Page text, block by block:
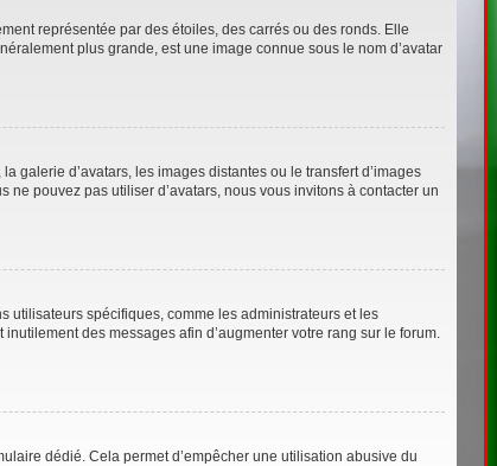
représentée par des étoiles, des carrés ou des ronds. Elle
plus grande, est une image connue sous le nom d’avatar
galerie d’avatars, les images distantes ou le transfert d’images
pouvez pas utiliser d’avatars, nous vous invitons à contacter un
utilisateurs spécifiques, comme les administrateurs et les
des messages afin d’augmenter votre rang sur le forum.
dédié. Cela permet d’empêcher une utilisation abusive du